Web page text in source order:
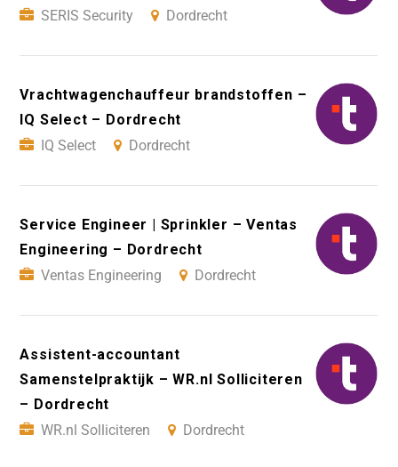
SERIS Security
Dordrecht
Vrachtwagenchauffeur brandstoffen –
IQ Select – Dordrecht
IQ Select
Dordrecht
Service Engineer | Sprinkler – Ventas
Engineering – Dordrecht
Ventas Engineering
Dordrecht
Assistent-accountant
Samenstelpraktijk – WR.nl Solliciteren
– Dordrecht
WR.nl Solliciteren
Dordrecht